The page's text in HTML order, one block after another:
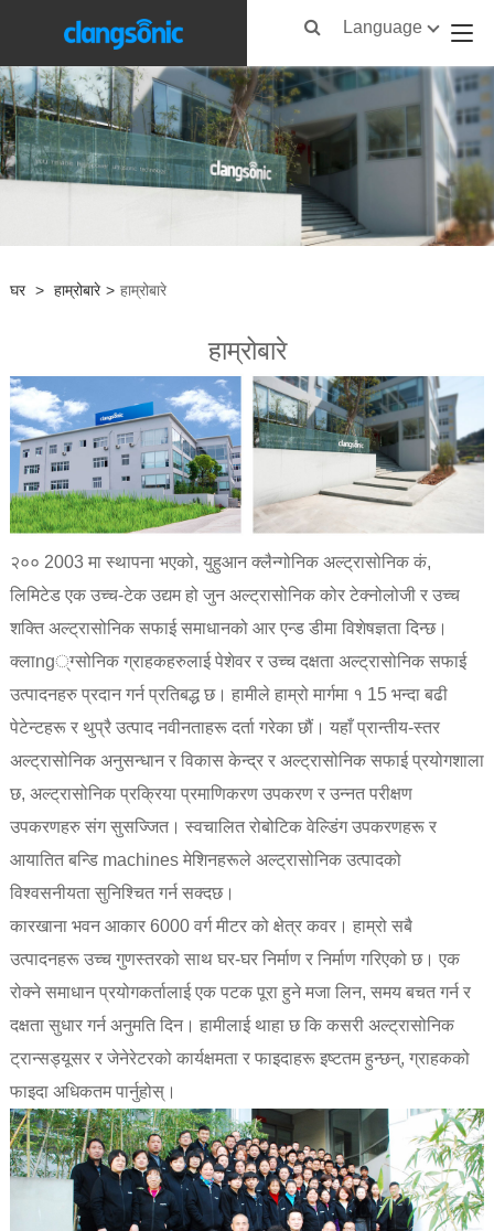
Language
घर > हाम्रोबारे > हाम्रोबारे
हाम्रोबारे
२०० 2003 मा स्थापना भएको, युहुआन क्लैन्गोनिक अल्ट्रासोनिक कं,
लिमिटेड एक उच्च-टेक उद्यम हो जुन अल्ट्रासोनिक कोर टेक्नोलोजी र उच्च
शक्ति अल्ट्रासोनिक सफाई समाधानको आर एन्ड डीमा विशेषज्ञता दिन्छ।
क्लाng्ग्सोनिक ग्राहकहरुलाई पेशेवर र उच्च दक्षता अल्ट्रासोनिक सफाई
उत्पादनहरु प्रदान गर्न प्रतिबद्ध छ। हामीले हाम्रो मार्गमा १ 15 भन्दा बढी
पेटेन्टहरू र थुप्रै उत्पाद नवीनताहरू दर्ता गरेका छौं। यहाँ प्रान्तीय-स्तर
अल्ट्रासोनिक अनुसन्धान र विकास केन्द्र र अल्ट्रासोनिक सफाई प्रयोगशाला
छ, अल्ट्रासोनिक प्रक्रिया प्रमाणिकरण उपकरण र उन्नत परीक्षण
उपकरणहरु संग सुसज्जित। स्वचालित रोबोटिक वेल्डिंग उपकरणहरू र
आयातित बन्डि machines मेशिनहरूले अल्ट्रासोनिक उत्पादको
विश्वसनीयता सुनिश्चित गर्न सक्दछ।
कारखाना भवन आकार 6000 वर्ग मीटर को क्षेत्र कवर। हाम्रो सबै
उत्पादनहरू उच्च गुणस्तरको साथ घर-घर निर्माण र निर्माण गरिएको छ। एक
रोक्ने समाधान प्रयोगकर्तालाई एक पटक पूरा हुने मजा लिन, समय बचत गर्न र
दक्षता सुधार गर्न अनुमति दिन। हामीलाई थाहा छ कि कसरी अल्ट्रासोनिक
ट्रान्सड्यूसर र जेनेरेटरको कार्यक्षमता र फाइदाहरू इष्टतम हुन्छन्, ग्राहकको
फाइदा अधिकतम पार्नुहोस्।